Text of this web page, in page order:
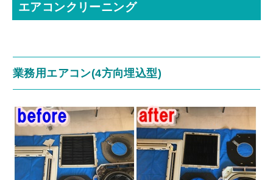
エアコンクリーニング
業務用エアコン(4方向埋込型)